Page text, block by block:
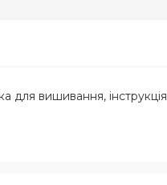
для вишивання, інструкція